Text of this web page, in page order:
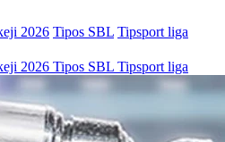
2026 Tipos SBL Tipsport liga
2026 Tipos SBL Tipsport liga